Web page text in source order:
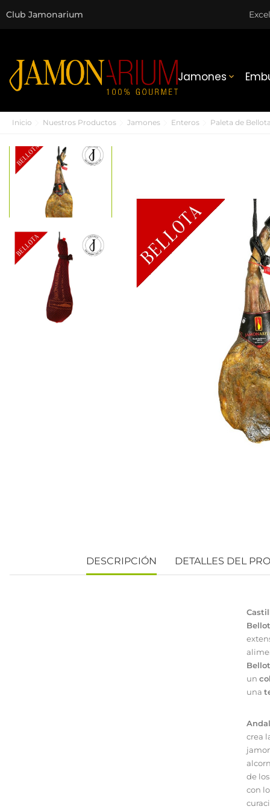
Club Jamonarium
Jamones 
Inicio Nuestros Productos Jamones Enteros Paleta de
DESCRIPCIÓN DETALLES DEL
un
una
crea
de
con